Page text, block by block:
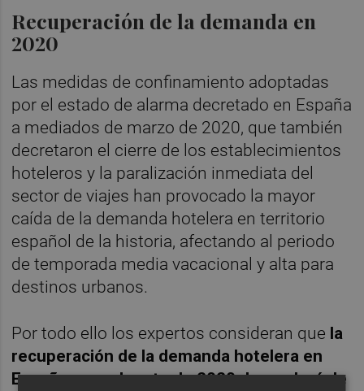
Recuperación de la demanda en
2020
Las medidas de confinamiento adoptadas
por el estado de alarma decretado en España
a mediados de marzo de 2020, que también
decretaron el cierre de los establecimientos
hoteleros y la paralización inmediata del
sector de viajes han provocado la mayor
caída de la demanda hotelera en territorio
español de la historia, afectando al periodo
de temporada media vacacional y alta para
destinos urbanos.
Por todo ello los expertos consideran que la
recuperación de la demanda hotelera en
España para el resto de 2020 dependerá de